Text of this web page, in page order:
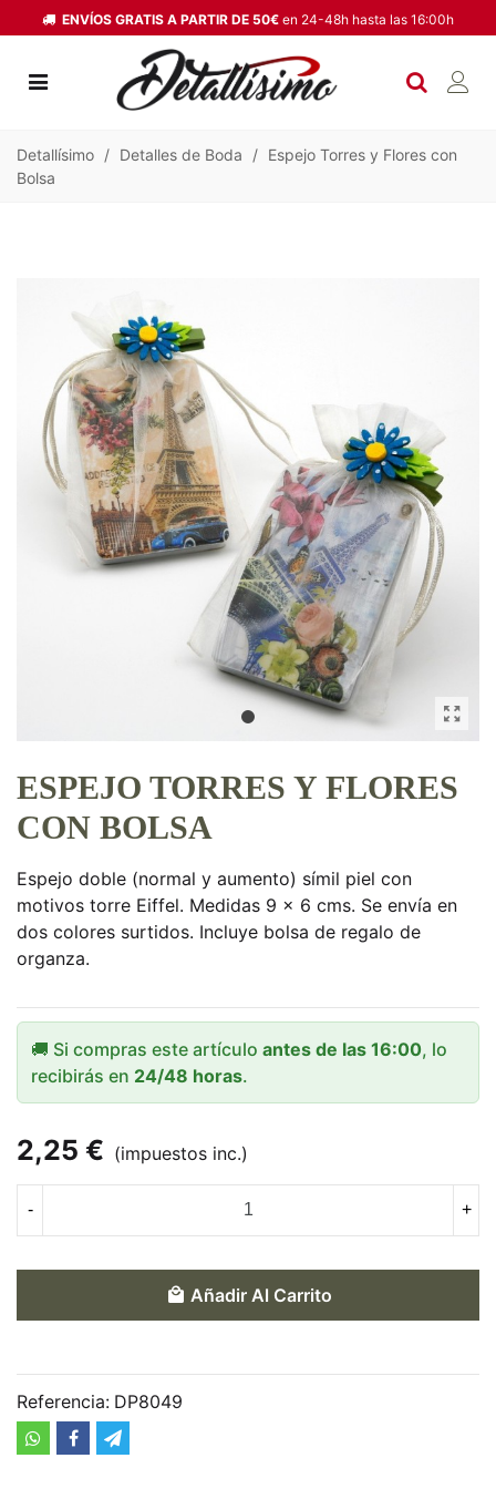
ENVÍOS GRATIS A PARTIR DE 50€ en 24-48h hasta las 16:00h
Detallísimo / Detalles de Boda / Espejo Torres y Flores con
Bolsa
ESPEJO TORRES Y FLORES
CON BOLSA
Espejo doble (normal y aumento) símil piel con
motivos torre Eiffel. Medidas 9 x 6 cms. Se envía en
dos colores surtidos. Incluye bolsa de regalo de
organza.
🚚 Si compras este artículo antes de las 16:00, lo
recibirás en 24/48 horas.
2,25 € (impuestos inc.)
- +
Añadir Al Carrito
Referencia: DP8049